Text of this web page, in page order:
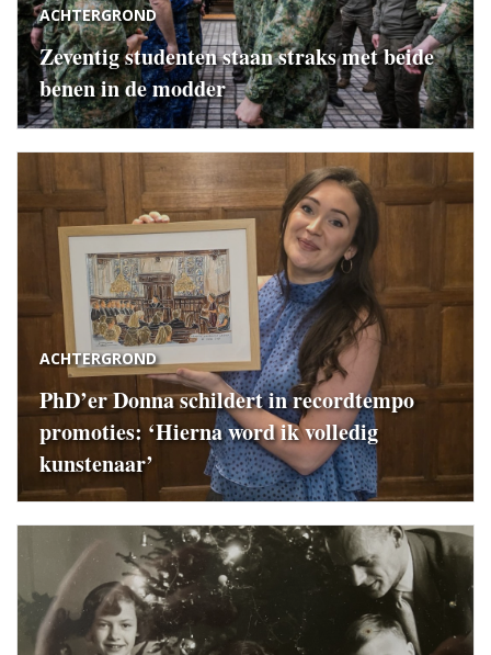
ACHTERGROND
Zeventig studenten staan straks met beide
benen in de modder
ACHTERGROND
PhD’er Donna schildert in recordtempo
promoties: ‘Hierna word ik volledig
kunstenaar’